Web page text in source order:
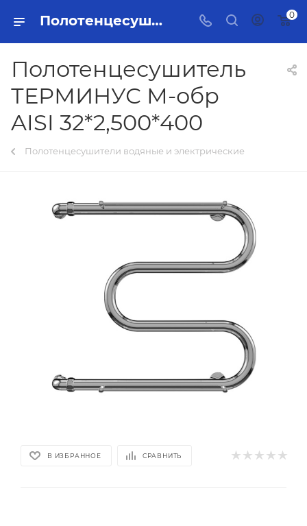
Полотенцесушитель ТЕРМИНУС М-обр AISI 32*2,500*400 Тольятти - купить в интернет-магазине, каталог с ценами и характеристиками 0
Полотенцесушитель
ТЕРМИНУС М-обр
AISI 32*2,500*400
Полотенцесушители водяные и электрические
В ИЗБРАННОЕ СРАВНИТЬ